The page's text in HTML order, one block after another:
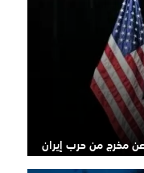
مخرج من حرب إيران